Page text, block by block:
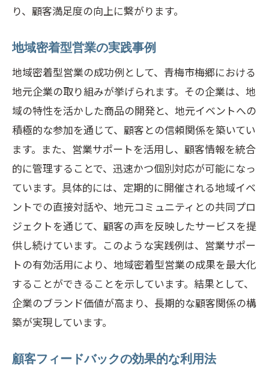
り、顧客満足度の向上に繋がります。
地域密着型営業の実践事例
地域密着型営業の成功例として、青梅市梅郷における
地元企業の取り組みが挙げられます。その企業は、地
域の特性を活かした商品の開発と、地元イベントへの
積極的な参加を通じて、顧客との信頼関係を築いてい
ます。また、営業サポートを活用し、顧客情報を統合
的に管理することで、迅速かつ個別対応が可能になっ
ています。具体的には、定期的に開催される地域イベ
ントでの直接対話や、地元コミュニティとの共同プロ
ジェクトを通じて、顧客の声を反映したサービスを提
供し続けています。このような実践例は、営業サポー
トの有効活用により、地域密着型営業の成果を最大化
することができることを示しています。結果として、
企業のブランド価値が高まり、長期的な顧客関係の構
築が実現しています。
顧客フィードバックの効果的な利用法